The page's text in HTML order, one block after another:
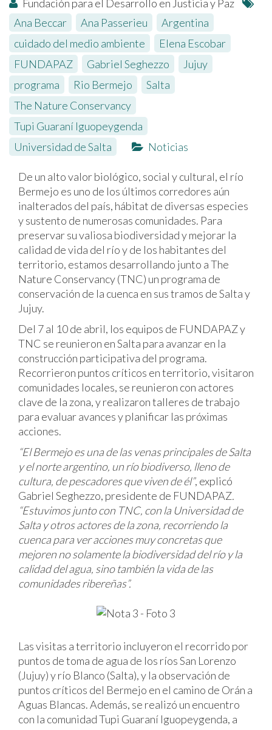
Fundación para el Desarrollo en Justicia y Paz
Ana Beccar
Ana Passerieu Argentina
cuidado del medio ambiente
Elena Escobar
FUNDAPAZ
Gabriel Seghezzo Jujuy
programa
Rio Bermejo Salta
The Nature Conservancy
Tupi Guaraní Iguopeygenda
Universidad de Salta
Noticias
De un alto valor biológico, social y cultural, el río
Bermejo es uno de los últimos corredores aún
inalterados del país, hábitat de diversas especies
y sustento de numerosas comunidades. Para
preservar su valiosa biodiversidad y mejorar la
calidad de vida del río y de los habitantes del
territorio, estamos desarrollando junto a The
Nature Conservancy (TNC) un programa de
conservación de la cuenca en sus tramos de Salta y
Jujuy.
Del 7 al 10 de abril, los equipos de FUNDAPAZ y
TNC se reunieron en Salta para avanzar en la
construcción participativa del programa.
Recorrieron puntos críticos en territorio, visitaron
comunidades locales, se reunieron con actores
clave de la zona, y realizaron talleres de trabajo
para evaluar avances y planificar las próximas
acciones.
“El Bermejo es una de las venas principales de Salta
y el norte argentino, un río biodiverso, lleno de
cultura, de pescadores que viven de él”, explicó
Gabriel Seghezzo, presidente de FUNDAPAZ.
“Estuvimos junto con TNC, con la Universidad de
Salta y otros actores de la zona, recorriendo la
cuenca para ver acciones muy concretas que
mejoren no solamente la biodiversidad del río y la
calidad del agua, sino también la vida de las
comunidades ribereñas”.
Las visitas a territorio incluyeron el recorrido por
puntos de toma de agua de los ríos San Lorenzo
(Jujuy) y río Blanco (Salta), y la observación de
puntos críticos del Bermejo en el camino de Orán a
Aguas Blancas. Además, se realizó un encuentro
con la comunidad Tupi Guaraní Iguopeygenda, a